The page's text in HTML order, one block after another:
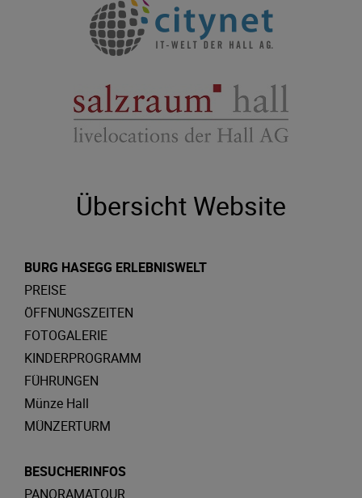
Übersicht Website
BURG HASEGG ERLEBNISWELT
PREISE
ÖFFNUNGSZEITEN
FOTOGALERIE
KINDERPROGRAMM
FÜHRUNGEN
Münze Hall
MÜNZERTURM
BESUCHERINFOS
PANORAMATOUR